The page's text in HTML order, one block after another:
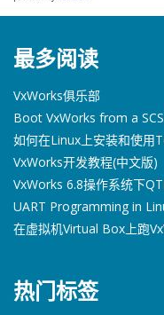
最多阅读
VxWorks俱乐部
Boot VxWorks from a
如何在Linux上安装和使用
VxWorks开发教程(中文版)
VxWorks 6.8操作系统下
UART Programming in
在虚拟机Virtual Box上跑
热门标签